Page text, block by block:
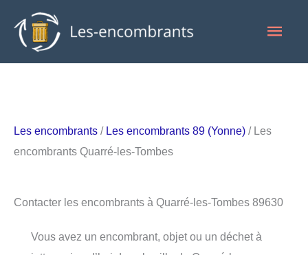
contenu
Les encombrants / Les encombrants 89 (Yonne) / Les
encombrants Quarré-les-Tombes
Contacter les encombrants à Quarré-les-Tombes 89630
Vous avez un encombrant, objet ou un déchet à